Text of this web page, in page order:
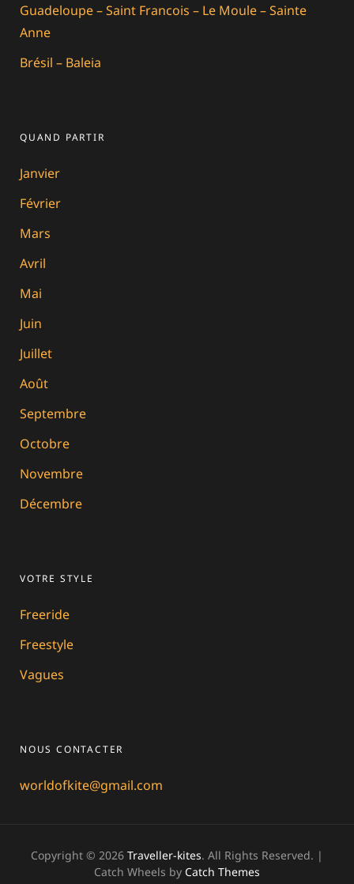
Guadeloupe – Saint Francois – Le Moule – Sainte
Anne
Brésil – Baleia
QUAND PARTIR
Janvier
Février
Mars
Avril
Mai
Juin
Juillet
Août
Septembre
Octobre
Novembre
Décembre
VOTRE STYLE
Freeride
Freestyle
Vagues
NOUS CONTACTER
worldofkite@gmail.com
Copyright © 2026 Traveller-kites. All Rights Reserved. |
Catch Wheels by Catch Themes